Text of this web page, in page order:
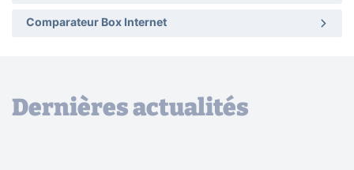
Comparateur Box Internet
Dernières actualités